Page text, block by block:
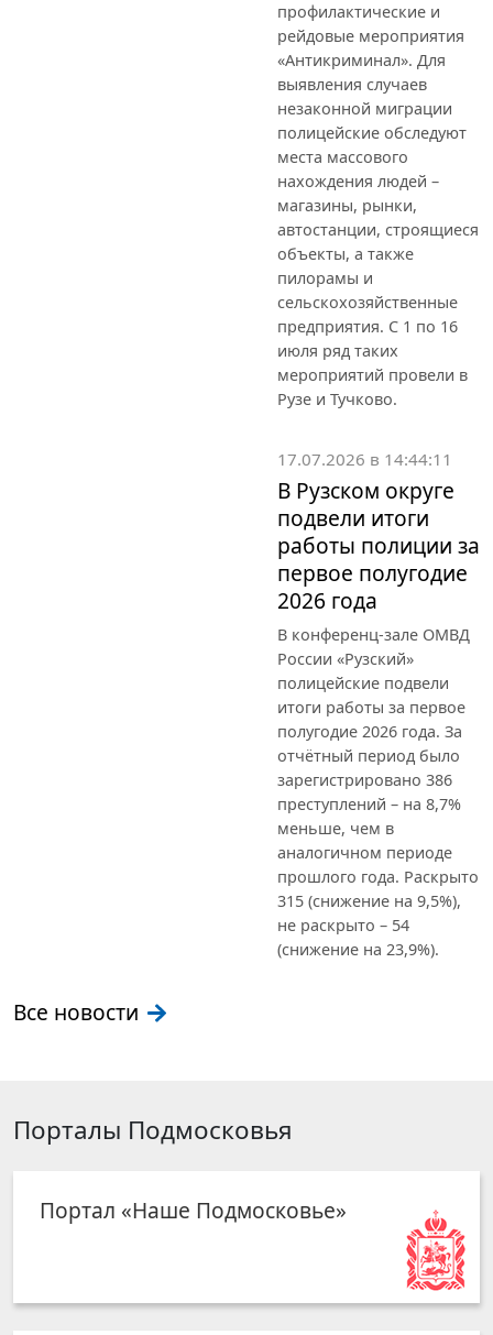
профилактические и
рейдовые мероприятия
«Антикриминал». Для
выявления случаев
незаконной миграции
полицейские обследуют
места массового
нахождения людей –
магазины, рынки,
автостанции, строящиеся
объекты, а также
пилорамы и
сельскохозяйственные
предприятия. С 1 по 16
июля ряд таких
мероприятий провели в
Рузе и Тучково.
17.07.2026 в 14:44:11
В Рузском округе
подвели итоги
работы полиции за
первое полугодие
2026 года
В конференц-зале ОМВД
России «Рузский»
полицейские подвели
итоги работы за первое
полугодие 2026 года. За
отчётный период было
зарегистрировано 386
преступлений – на 8,7%
меньше, чем в
аналогичном периоде
прошлого года. Раскрыто
315 (снижение на 9,5%),
не раскрыто – 54
(снижение на 23,9%).
Все новости
Порталы Подмосковья
Портал «Наше Подмосковье»